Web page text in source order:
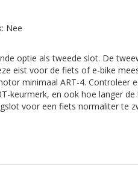
Nee
optie als tweede slot. De
eist voor de fiets of e-bike
minimaal ART-4. Controleer
keurmerk, en ook hoe langer
voor een fiets normaliter te